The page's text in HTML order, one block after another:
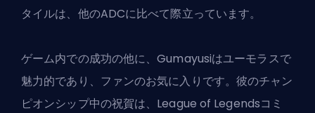
タイルは、他のADCに比べて際立っています。
ゲーム内での成功の他に、Gumayusiはユーモラスで
魅力的であり、ファンのお気に入りです。彼のチャン
ピオンシップ中の祝賀は、League of Legendsコミ